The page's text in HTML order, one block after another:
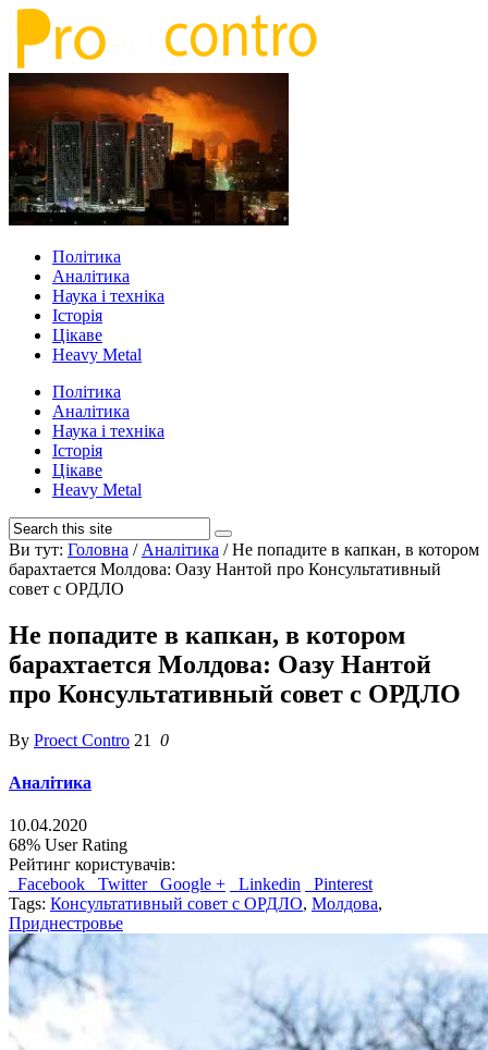
Політика
Аналітика
Наука і техніка
Історія
Цікаве
Heavy Metal
Політика
Аналітика
Наука і техніка
Історія
Цікаве
Heavy Metal
Ви тут: Головна / Аналітика /Не попадите в капкан, в котором
барахтается Молдова: Оазу Нантой про Консультативный
совет с ОРДЛО
Не попадите в капкан, в котором
барахтается Молдова: Оазу Нантой
про Консультативный совет с ОРДЛО
By Proect Contro 21 0
Аналітика
10.04.2020
68% User Rating
Рейтинг користувачів:
Facebook
Twitter Google + Linkedin
Pinterest
Tags: Консультативный совет с ОРДЛО, Молдова,
Приднестровье